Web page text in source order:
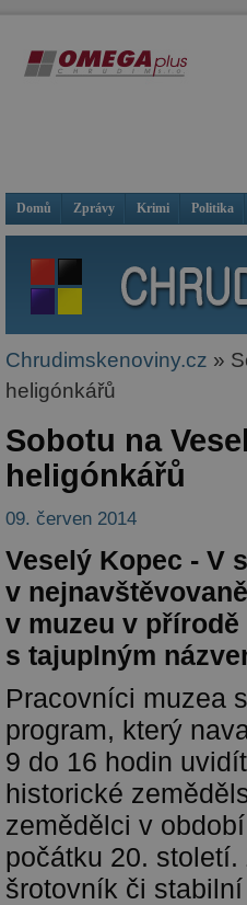
Domů Zprávy Krimi Politika
Chrudimskenoviny.cz »
heligónkářů
Sobotu na
heligónkářů
09. červen 2014
Veselý Kopec - V
v
v muzeu v
s tajuplným
Pracovníci muzea
program, který
9 do 16 hodin
historické
zemědělci v
počátku 20.
šrotovník či stabilní